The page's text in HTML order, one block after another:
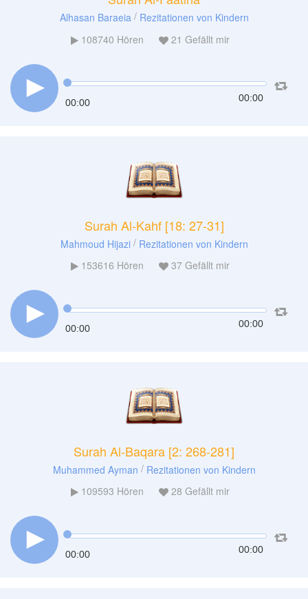
Alhasan Baraeia / Rezitationen von Kindern
108740 Hören 21 Gefällt mir
00:00 00:00
Surah Al-Kahf [18: 27-31]
Mahmoud Hijazi/ Rezitationen von Kindern
153616 Hören 37Gefällt mir
00:00 00:00
Surah Al-Baqara [2: 268-281]
Muhammed Ayman / Rezitationen von Kindern
109593 Hören 28 Gefällt mir
00:00 00:00